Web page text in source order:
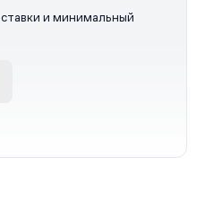
и минимальный